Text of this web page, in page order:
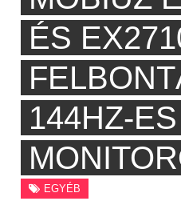
ÉS
144HZ-
EGYÉB